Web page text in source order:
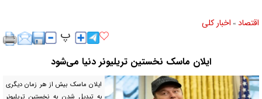
اقتصاد » اخبار کلی
ایلان ماسک نخستین تریلیونر دنیا می‌شود
ایلان ماسک بیش از هر زمان دیگری
به تبدیل شدن به نخستین تریلیونر